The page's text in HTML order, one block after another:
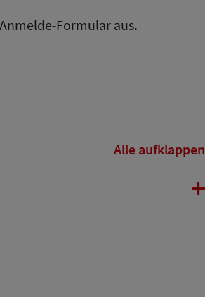
Formular aus.
Alle aufklappen